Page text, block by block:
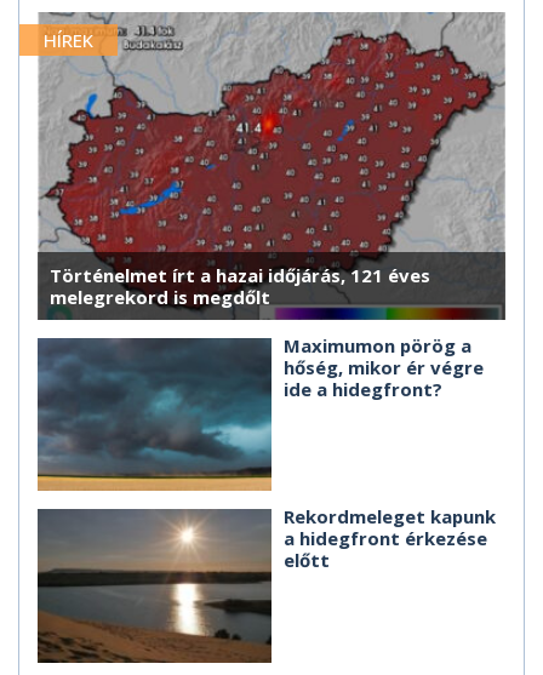
HÍREK
Történelmet írt a hazai időjárás, 121 éves
melegrekord is megdőlt
Maximumon pörög a
hőség, mikor ér végre
ide a hidegfront?
Rekordmeleget kapunk
a hidegfront érkezése
előtt